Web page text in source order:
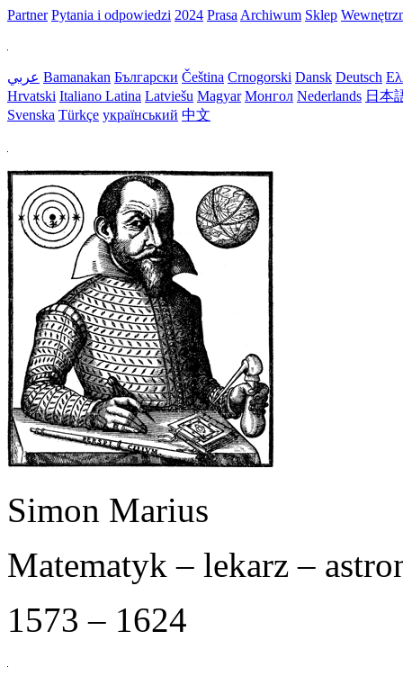
Partner Pytania i odpowiedzi 2024 Prasa Archiwum Sklep
عربي Bamanakan Български Čeština Crnogorski Dansk Deutsch
Hrvatski Italiano Latina Latviešu Magyar Монгол Nederlands 日本
Svenska Türkçe український 中文
Simon Marius
Matematyk – lekarz –
1573 – 1624